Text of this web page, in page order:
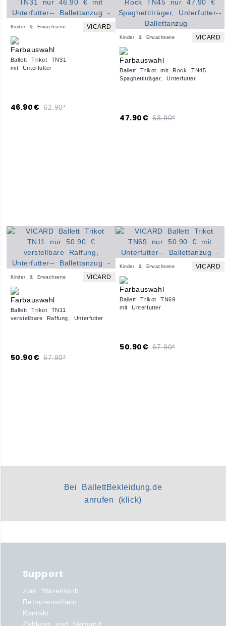
Kinder & Erwachsene VICARD
Ballett Trikot TN31
mit Unterfutter
46.90€ 62.90*
Kinder & Erwachsene VICARD
Ballett Trikot mit Rock TN45
Spaghettiträger, Unterfutter
47.90€ 63.90*
Kinder & Erwachsene VICARD
Ballett Trikot TN11
verstellbare Raffung, Unterfutter
50.90€ 67.90*
Kinder & Erwachsene VICARD
Ballett Trikot TN69
mit Unterfutter
50.90€ 67.90*
Bei BallettBekleidung.de
anrufen (klick)
Support
zum Warenkorb
Retourenschein
Kontakt
Zahlung und Versand